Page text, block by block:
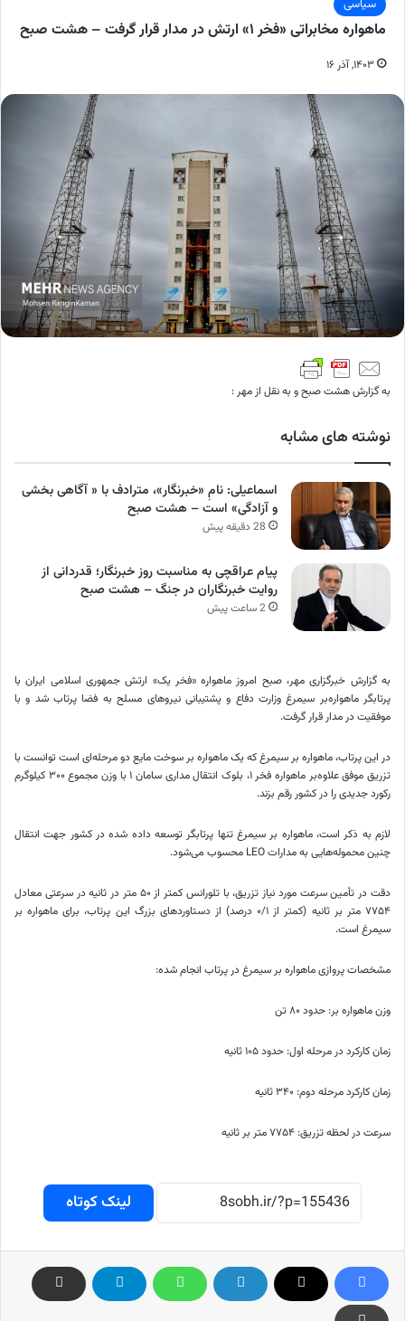
سیاسی
ماهواره مخابراتی «فخر ۱» ارتش در مدار قرار گرفت – هشت صبح
۱۴۰۳, آذر ۱۶
به گزارش هشت صبح و به نقل از مهر :
نوشته های مشابه
اسماعیلی: نامِ «خبرنگار»، مترادف با « آگاهی بخشی
و آزادگی» است – هشت صبح
28 دقیقه پیش
پیام عراقچی به مناسبت روز خبرنگار؛ قدردانی از
روایت خبرنگاران در جنگ – هشت صبح
2 ساعت پیش
به گزارش خبرگزاری مهر، صبح امروز ماهواره «فخر یک» ارتش جمهوری اسلامی ایران با
پرتابگر ماهواره‌بر سیمرغ وزارت دفاع و پشتیبانی نیروهای مسلح به فضا پرتاب شد و با
موفقیت در مدار قرار گرفت.
در این پرتاب، ماهواره بر سیمرغ که یک ماهواره بر سوخت مایع دو مرحله‌ای است توانست با
تزریق موفق علاوه‌بر ماهواره فخر ۱، بلوک انتقال مداری سامان ۱ با وزن مجموع ۳۰۰ کیلوگرم
رکورد جدیدی را در کشور رقم بزند.
لازم به ذکر است، ماهواره بر سیمرغ تنها پرتابگر توسعه داده شده در کشور جهت انتقال
چنین محموله‌هایی به مدارات LEO محسوب می‌شود.
دقت در تأمین
سرعت مورد نیاز تزریق، با تلورانس کمتر از ۵۰ متر در ثانیه در سرعتی معادل
۷۷۵۴ متر بر ثانیه (کمتر از ۰/۱ درصد) از دستاوردهای بزرگ این پرتاب، برای ماهواره بر
سیمرغ است.
مشخصات پروازی ماهواره بر سیمرغ در پرتاب انجامشده:
وزن ماهواره بر: حدود ۸۰ تن
زمان کارکرد در مرحله اول: حدود ۱۰۵ ثانیه
زمان کارکرد مرحله دوم: ۳۴۰ ثانیه
سرعت در لحظه تزریق: ۷۷۵۴ متر بر ثانیه
لینک کوتاه